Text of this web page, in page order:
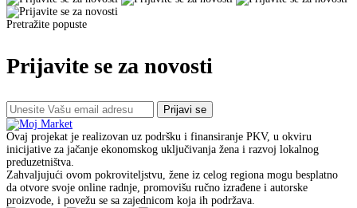
Pretražite popuste
Prijavite se za novosti
Prijavi se
Ovaj projekat je realizovan uz podršku i finansiranje PKV, u okviru
inicijative za jačanje ekonomskog uključivanja žena i razvoj lokalnog
preduzetništva.
Zahvaljujući ovom pokroviteljstvu, žene iz celog regiona mogu besplatno
da otvore svoje online radnje, promovišu ručno izrađene i autorske
proizvode, i povežu se sa zajednicom koja ih podržava.